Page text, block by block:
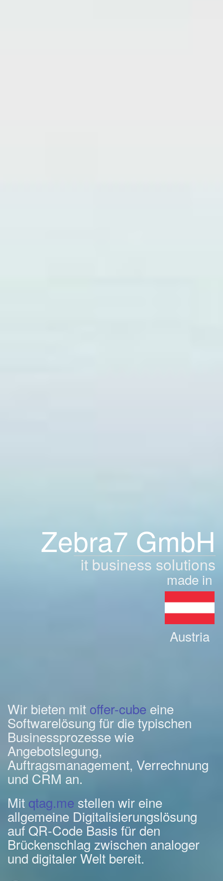
Zebra7 GmbH
it business solutions
made in
Austria
Wir bieten mit offer-cube eine
Softwarelösung für die typischen
Businessprozesse wie
Angebotslegung,
Auftragsmanagement, Verrechnung
und CRM an.
Mit qtag.me stellen wir eine
allgemeine Digitalisierungslösung
auf QR-Code Basis für den
Brückenschlag zwischen analoger
und digitaler Welt bereit.